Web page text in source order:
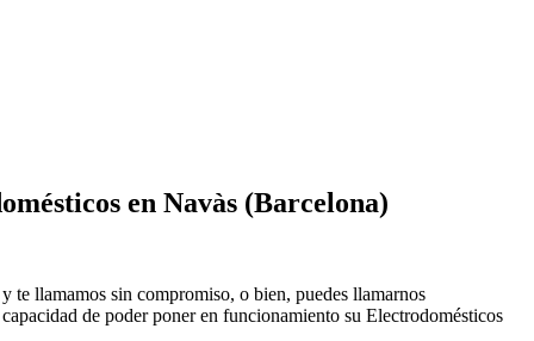
en Navàs (Barcelona)
llamamos sin compromiso, o bien, puedes llamarnos
de poder poner en funcionamiento su Electrodomésticos